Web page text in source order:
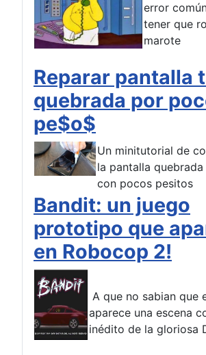
error
tener que
marote
Reparar pantalla
quebrada por
pe$o$
Un minitutorial de
la pantalla
con pocos pesitos
Bandit: un juego
prototipo que
en Robocop 2!
A que no sabian que
aparece una escena
inédito de la gloriosa